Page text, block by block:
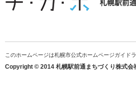
このホームページは札幌市公式ホームページガイド
Copyright © 2014 札幌駅前通まちづくり株式